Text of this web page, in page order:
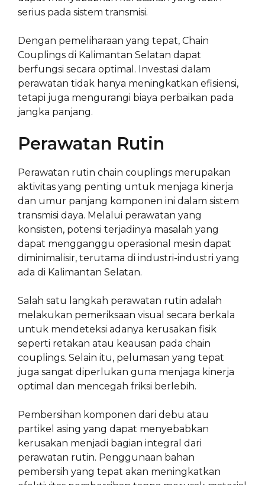
serius pada sistem transmisi.
Dengan pemeliharaan yang tepat, Chain
Couplings di Kalimantan Selatan dapat
berfungsi secara optimal. Investasi dalam
perawatan tidak hanya meningkatkan efisiensi,
tetapi juga mengurangi biaya perbaikan pada
jangka panjang.
Perawatan Rutin
Perawatan rutin chain couplings merupakan
aktivitas yang penting untuk menjaga kinerja
dan umur panjang komponen ini dalam sistem
transmisi daya. Melalui perawatan yang
konsisten, potensi terjadinya masalah yang
dapat mengganggu operasional mesin dapat
diminimalisir, terutama di industri-industri yang
ada di Kalimantan Selatan.
Salah satu langkah perawatan rutin adalah
melakukan pemeriksaan visual secara berkala
untuk mendeteksi adanya kerusakan fisik
seperti retakan atau keausan pada chain
couplings. Selain itu, pelumasan yang tepat
juga sangat diperlukan guna menjaga kinerja
optimal dan mencegah friksi berlebih.
Pembersihan komponen dari debu atau
partikel asing yang dapat menyebabkan
kerusakan menjadi bagian integral dari
perawatan rutin. Penggunaan bahan
pembersih yang tepat akan meningkatkan